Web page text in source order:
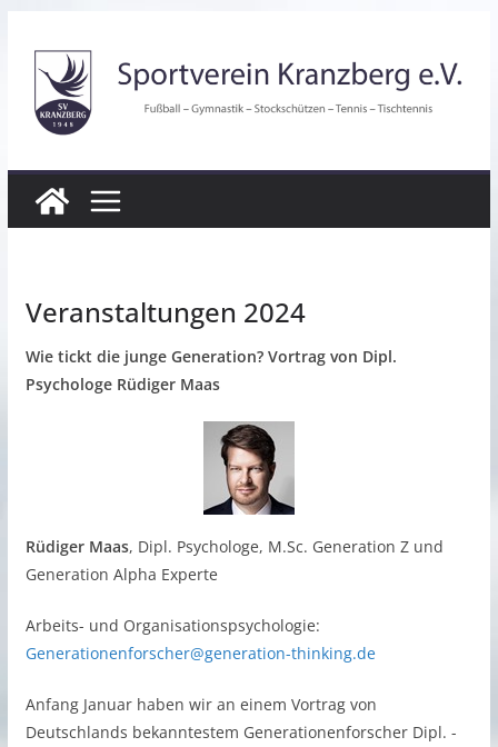
Inhalt
springen
Veranstaltungen 2024
Wie tickt die junge Generation? Vortrag von Dipl.
Psychologe Rüdiger Maas
Rüdiger Maas, Dipl. Psychologe, M.Sc. Generation Z und
Generation Alpha Experte
Arbeits- und Organisationspsychologie:
Generationenforscher@generation-thinking.de
Anfang Januar haben wir an einem Vortrag von
Deutschlands bekanntestem Generationenforscher Dipl. -